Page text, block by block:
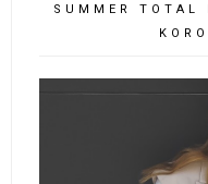
SUMMER